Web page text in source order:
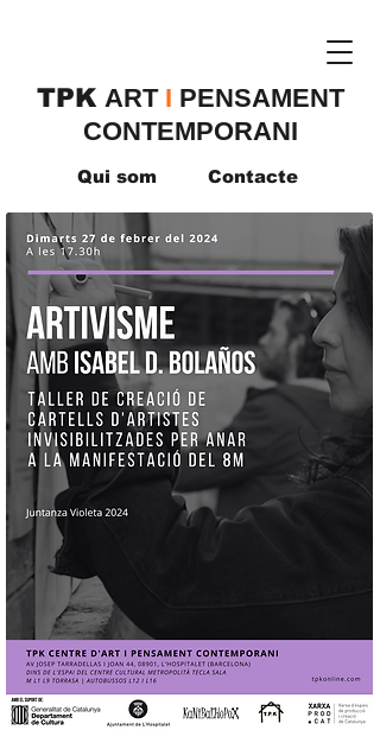
TPK ​ART I PENSAMENT
CONTEMPORANI
Qui som Contacte